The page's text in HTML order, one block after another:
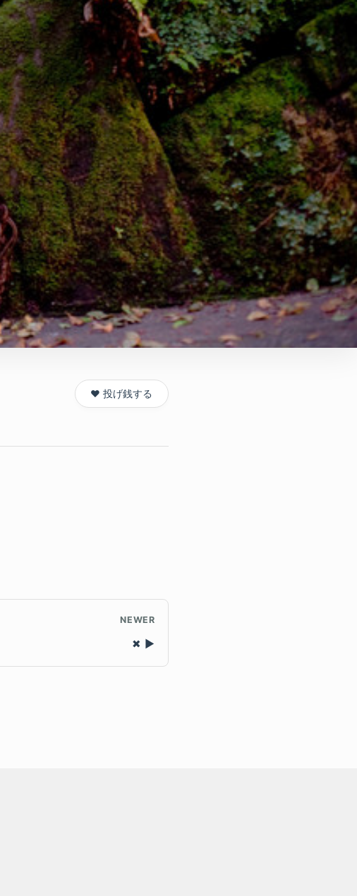
❤️ 投げ銭する
NEWER
✖